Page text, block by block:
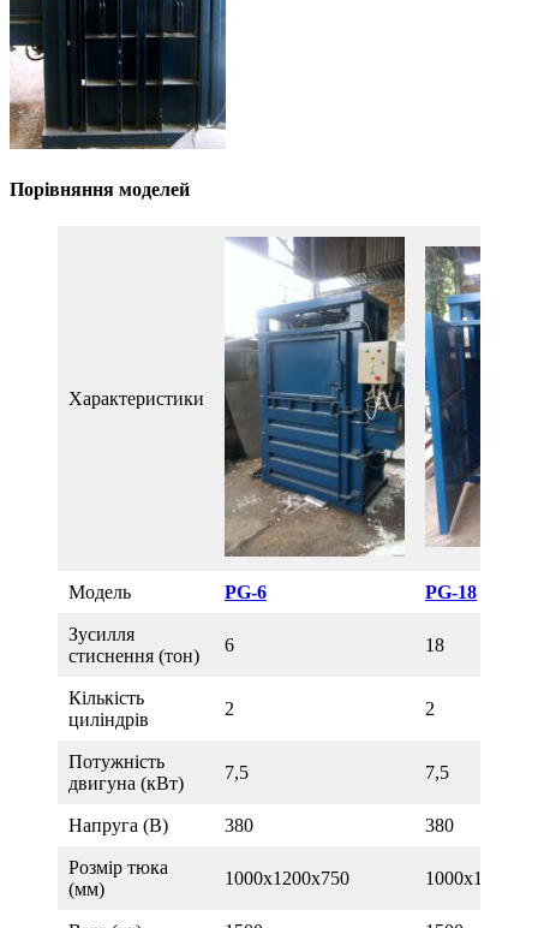
Порівняння моделей
Характеристики
Модель PG-6 PG-18
Зусилля
стиснення (тон)
6 18
Кількість
циліндрів
2 2
Потужність
двигуна (кВт)
7,5 7,5
Напруга (В) 380 380
Розмір тюка
(мм)
1000х1200х750